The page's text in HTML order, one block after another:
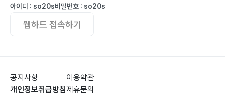
아이디 : so20s비밀번호 : so20s
웹하드 접속하기
공지사항
개인정보취급방침
이용약관
제휴문의